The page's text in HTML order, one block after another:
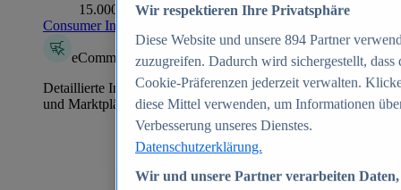
15.000+ Marken
Consumer Insights entdecken
eCommerce Insights
Detaillierte Informationen zu mehr als 39.000 Online-Shops
und Marktplätzen
Wir respektieren Ihre Privatsphäre
Diese Website und unsere 894 Partner
zuzugreifen. Dadurch wird sichergestellt,
Cookie-Präferenzen jederzeit verwalten.
diese Mittel verwenden, um Informationen
Verbesserung unseres Dienstes.
Datenschutzerklärung.
Wir und unsere Partner verarbeiten